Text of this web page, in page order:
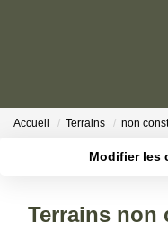
Nos
Accueil Terrains non
Modifier les
Type de bien
Terrains non